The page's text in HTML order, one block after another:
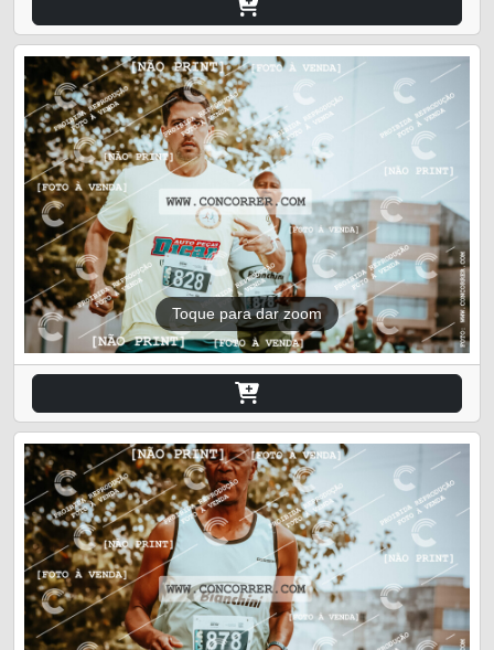
Toque para dar zoom